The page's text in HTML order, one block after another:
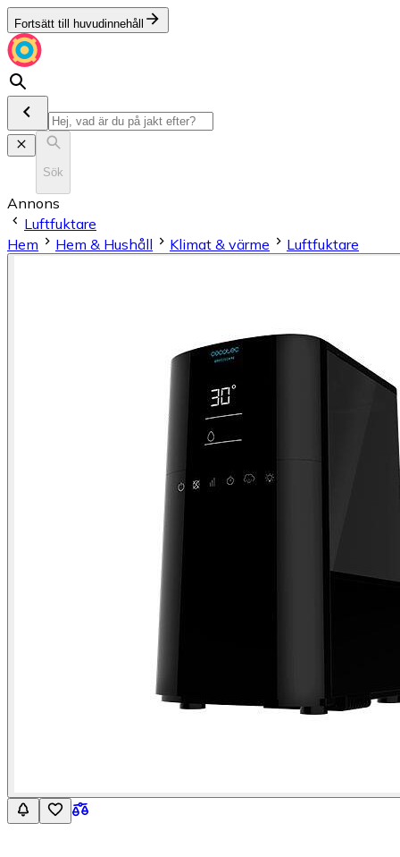
Fortsätt till huvudinnehåll
Sök
Annons
Luftfuktare
Hem
Hem & Hushåll Klimat & värme Luftfuktare